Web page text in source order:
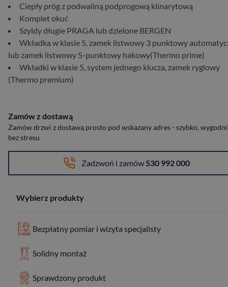
Ciepły próg z podwaliną podprogową klinarytową
Komplet okuć
Szyldy długie PRAGA lub dzielone BERGEN
Wkładka w klasie 5, zamek listwowy 3 punktowy
lub zamek listwowy 5-punktowy hakowy(Thermo prime)
Wkładki w klasie 5, system jednego klucza, zamek ryglowy
(Thermo premium)
Zamów z dostawą
Zamów drzwi z dostawą prosto pod wskazany adres - szybko,
bez stresu
Zadzwoń i zamów 530 992 000
Wybierz produkty
Bezpłatny pomiar i wizyta specjalisty
Solidny montaż
Sprawdzony produkt